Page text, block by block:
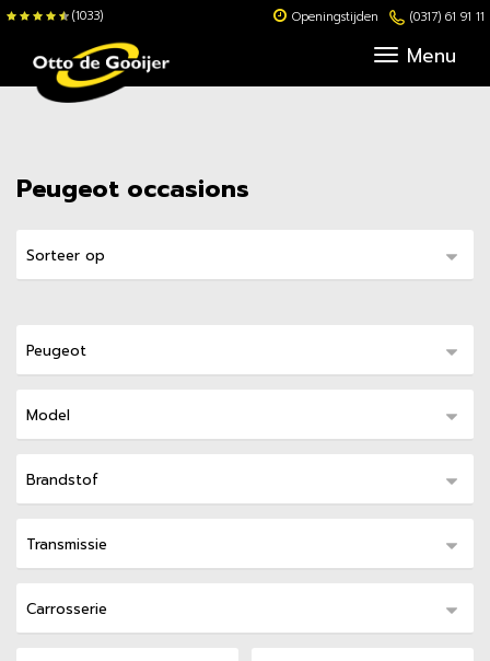
(1033) Openingstijden (0317) 61 91 11
Menu
Peugeot occasions